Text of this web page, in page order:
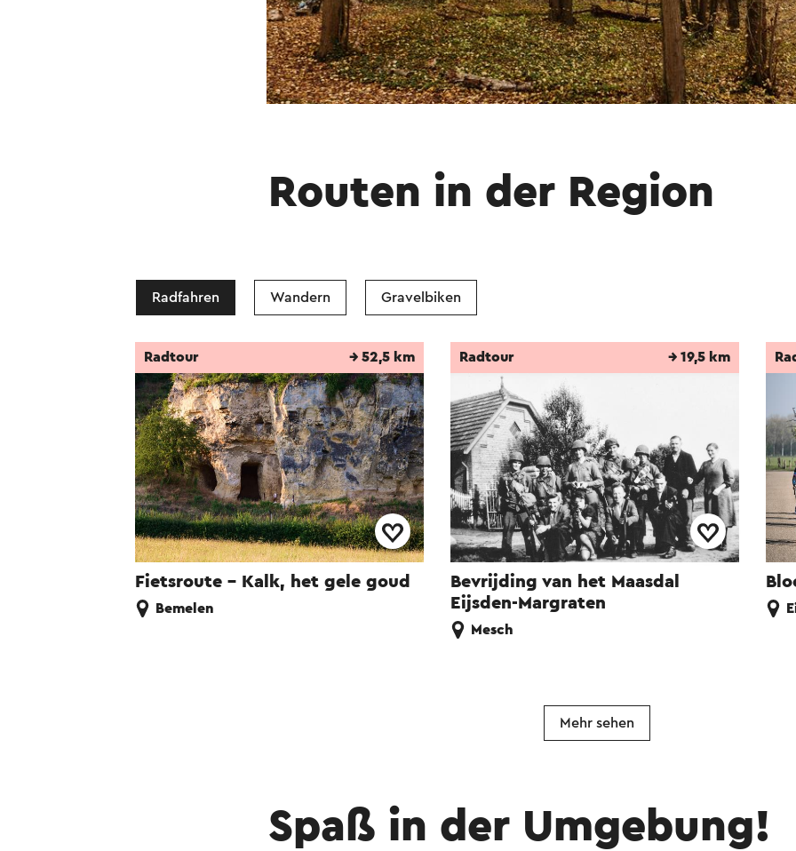
Routen in der Region
Radfahren Wandern Gravelbiken
Fietsroute - Kalk, het gele goud
Radtour → 52,5 km
Bemelen
Bevrijding van het Maasdal
Eijsden-Margraten
Radtour → 19,5 km
Mesch
Mehr sehen
Spaß in der Umgebung!